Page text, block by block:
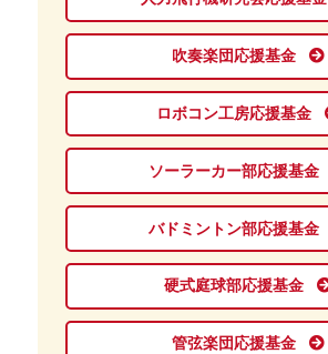
吹奏楽団応援基金
ロボコン工房応援基金
ソーラーカー部応援基金
バドミントン部応援基金
硬式庭球部応援基金
管弦楽団応援基金